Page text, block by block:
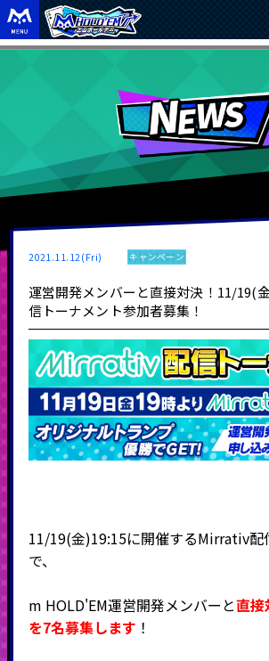
2021.11.12(Fri) キャンペーン
運営開発メンバーと直接対決！11/19(
信トーナメント参加者募集！
11/19(金)19:15に開催するMirrativ配
で、
m HOLD'EM運営開発メンバーと直接
を7名募集します ！